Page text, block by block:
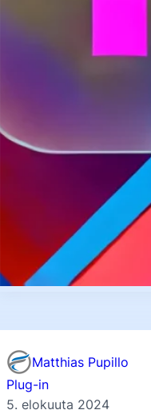
Matthias Pupillo
Plug-in
5. elokuuta 2024